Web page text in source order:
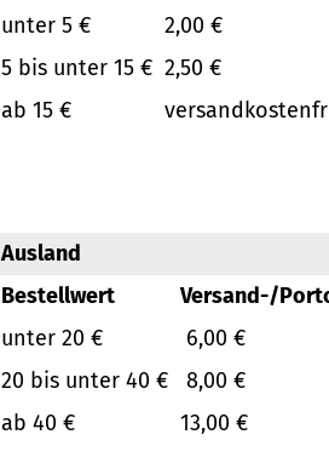
unter 5 €
2,00 €
5 bis unter 15 € 2,50 €
ab 15 €
Ausland
Bestellwert
Versand-/
unter 20 €
6,00 €
20 bis unter 40 €
8,00 €
ab 40 €
13,00 €